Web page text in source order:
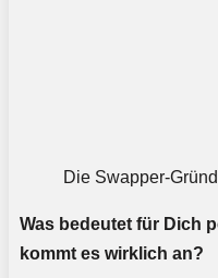
Die Swapper-
Was bedeutet für Dich
kommt es wirklich an?